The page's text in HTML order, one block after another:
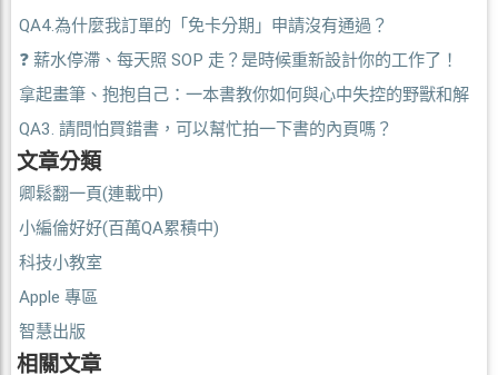
QA4.為什麼我訂單的「免卡分期」申請沒有通過？
❓ 薪水停滯、每天照 SOP 走？是時候重新設計你的工作了！
拿起畫筆、抱抱自己：一本書教你如何與心中失控的野獸和解
QA3. 請問怕買錯書，可以幫忙拍一下書的內頁嗎？
文章分類
卿鬆翻一頁(連載中)
小編倫好好(百萬QA累積中)
科技小教室
Apple 專區
智慧出版
相關文章